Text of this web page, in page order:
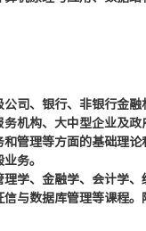
司、银行、非银行金
机构、大中型企业及
管理等方面的基础理
务。
学、金融学、会计学
与数据库管理等课程